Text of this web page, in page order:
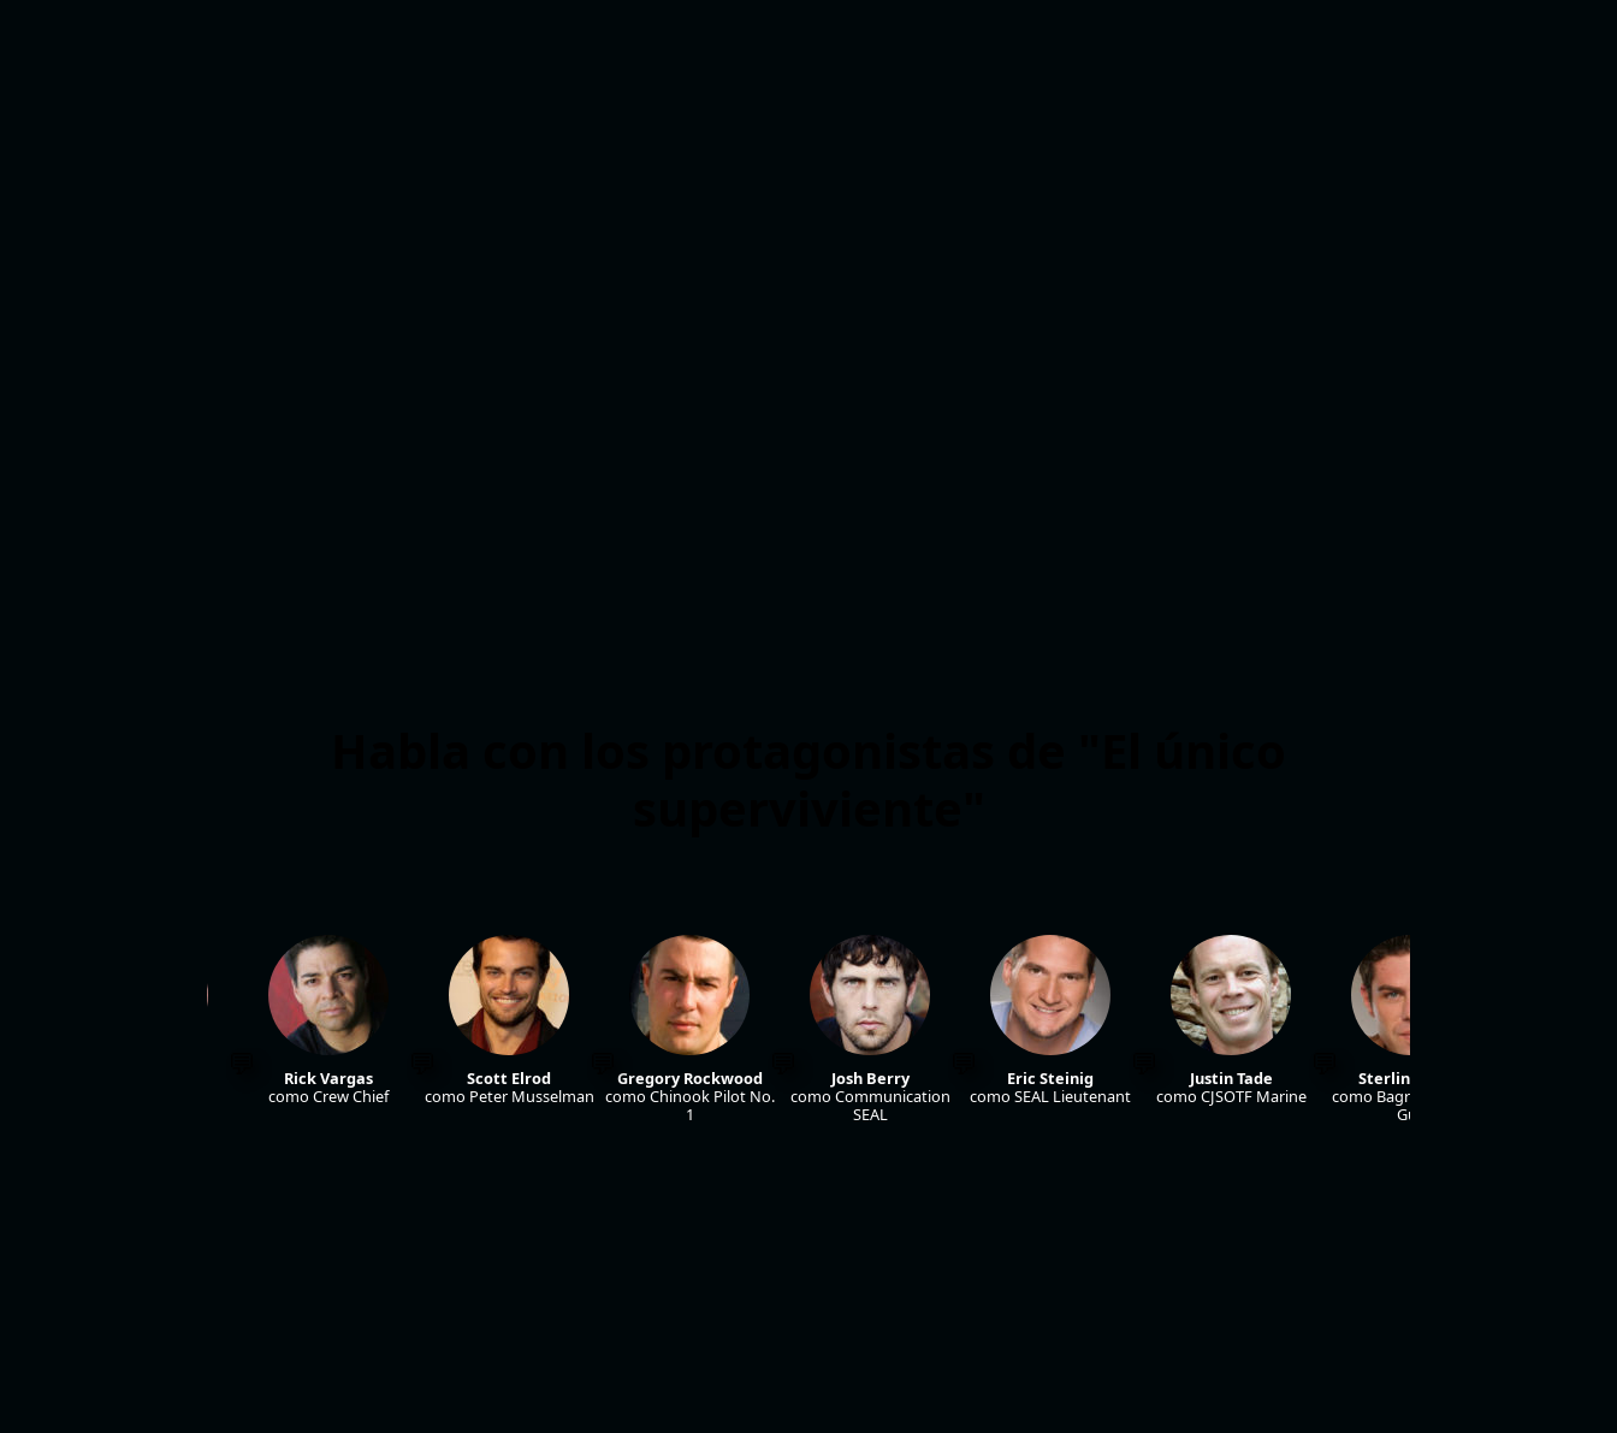
Rick Vargas
como Crew Chief
Scott Elrod
como Peter Musselman
Gregory Rockwood
como Chinook Pilot No.
1
Josh Berry
como Communication
SEAL
Eric Steinig
como SEAL Lieutenant
Justin Tade
como CJSOTF Marine
Sterling Jones
como Bagram Comms
Guy